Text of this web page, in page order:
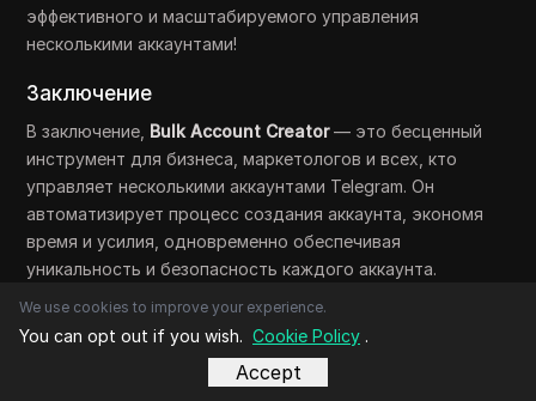
эффективного и масштабируемого управления
несколькими аккаунтами!
Заключение
В заключение, Bulk Account Creator— это бесценный
инструмент для бизнеса, маркетологов и всех, кто
управляет несколькими аккаунтами Telegram. Он
автоматизирует процесс создания аккаунта, экономя
время и усилия, одновременно обеспечивая
уникальность и безопасность каждого аккаунта.
юридическим и безопасным рекомендациям, вы
сможете эффективно использовать эти инструменты
We use cookies to improve your experience.
You can opt out if you wish. Cookie Policy .
Accept